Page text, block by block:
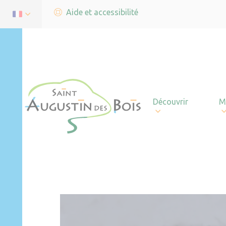
Aide et accessibilité
Découvrir